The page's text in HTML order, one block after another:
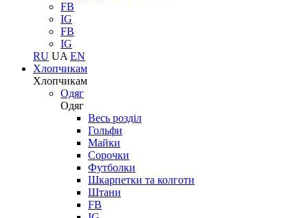
FB
IG
FB
IG
RU UA EN
Хлопчикам
Хлопчикам
Одяг
Одяг
Весь розділ
Гольфи
Майки
Сорочки
Футболки
Шкарпетки та колготи
Штани
FB